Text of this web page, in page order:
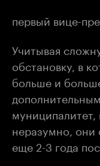
первый вице-
Учитывая
обстановку, в
больше и
неразумно, они
еще 2-3 года